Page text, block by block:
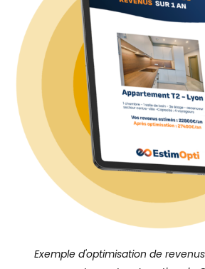
Exemple d'optimisation de